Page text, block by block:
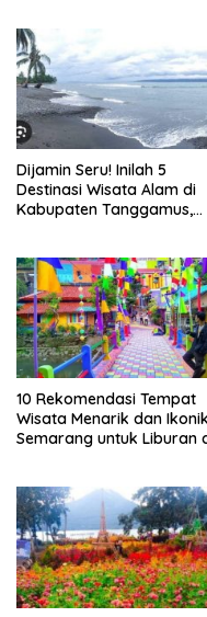
Dijamin Seru! Inilah 5
Destinasi Wisata Alam di
Kabupaten Tanggamus,
10 Rekomendasi Tempat
Wisata Menarik dan
Semarang untuk Liburan